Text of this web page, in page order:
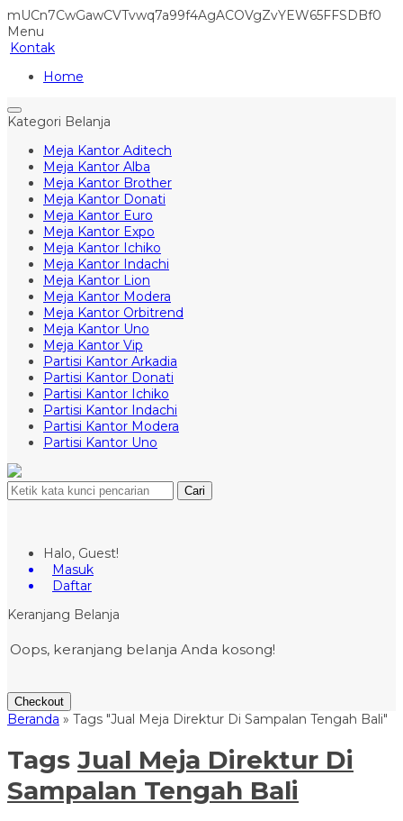
mUCn7CwGawCVTvwq7a99f4AgACOVgZvYEW65FFSDBf0
Menu
Kontak
Home
Kategori Belanja
Meja Kantor Aditech
Meja Kantor Alba
Meja Kantor Brother
Meja Kantor Donati
Meja Kantor Euro
Meja Kantor Expo
Meja Kantor Ichiko
Meja Kantor Indachi
Meja Kantor Lion
Meja Kantor Modera
Meja Kantor Orbitrend
Meja Kantor Uno
Meja Kantor Vip
Partisi Kantor Arkadia
Partisi Kantor Donati
Partisi Kantor Ichiko
Partisi Kantor Indachi
Partisi Kantor Modera
Partisi Kantor Uno
Cari
Halo, Guest!
Masuk
Daftar
Keranjang Belanja
Oops, keranjang belanja Anda kosong!
Checkout
Beranda » Tags "Jual Meja Direktur Di Sampalan Tengah Bali"
Tags Jual Meja Direktur Di
Sampalan Tengah Bali